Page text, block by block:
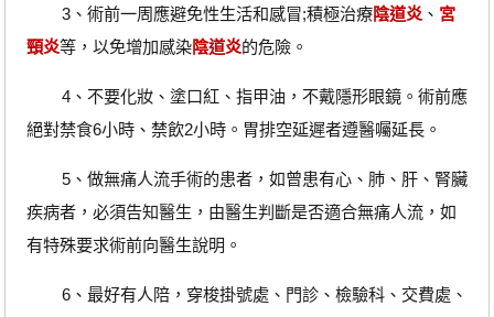
3、術前一周應避免性生活和感冒;積極治療陰道炎、 宮
頸炎等，以免增加感染陰道炎的危險。
4、不要化妝、塗口紅、指甲油，不戴隱形眼鏡。術前應
絕對禁食6小時、禁飲2小時。胃排空延遲者遵醫囑延長。
5、做無痛人流手術的患者，如曾患有心、肺、肝、腎臟
疾病者，必須告知醫生，由醫生判斷是否適合無痛人流，如
有特殊要求術前向醫生說明。
6、最好有人陪，穿梭掛號處、門診、檢驗科、交費處、